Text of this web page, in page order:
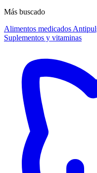
Más buscado
Alimentos medicados
Suplementos y vitaminas